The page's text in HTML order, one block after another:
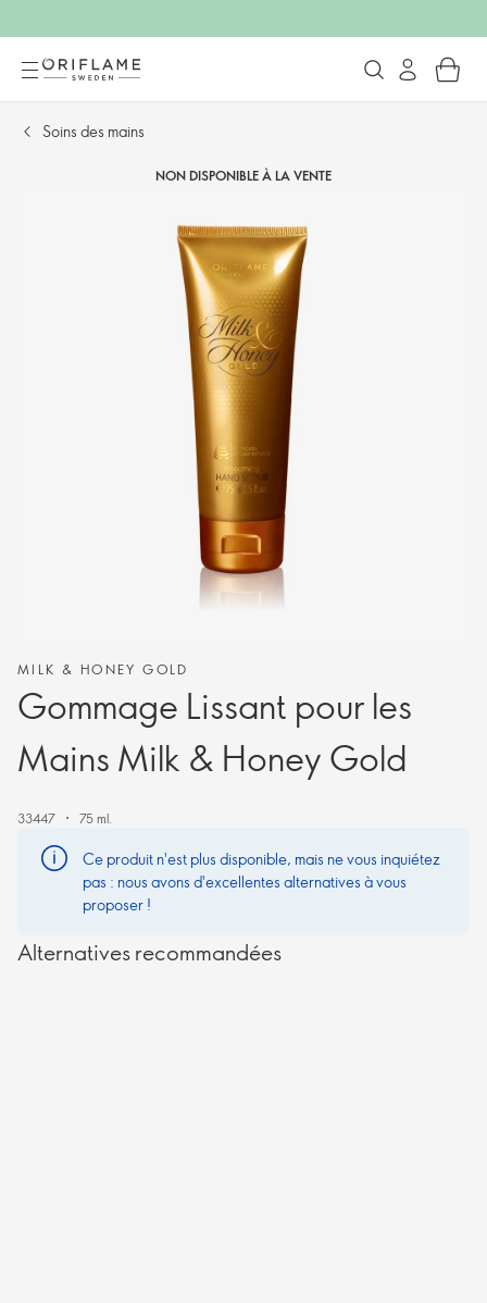
Soins des mains
NON DISPONIBLE À LA VENTE
MILK & HONEY GOLD
Gommage Lissant pour les
Mains Milk & Honey Gold
33447 75 ml.
Ce produit n'est plus disponible, mais ne vous inquiétez
pas : nous avons d'excellentes alternatives à vous
proposer !
Alternatives recommandées